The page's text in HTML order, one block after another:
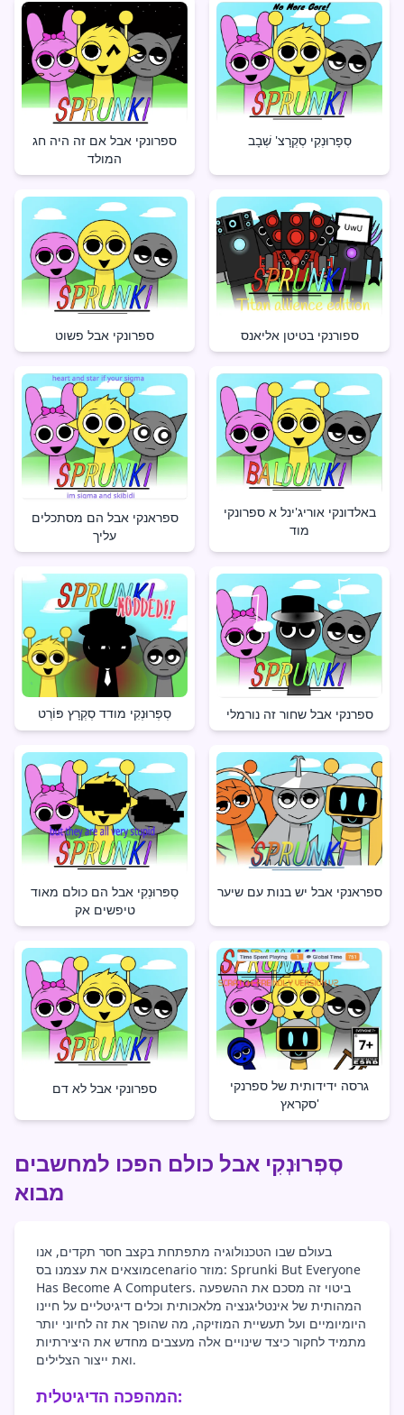
ספרונקי אבל אם זה היה חג
המולד
סְפָרוּנְקִי סְקְרָצ' שְׁבָב
ספרונקי אבל פשוט ספורנקי בטיטן אליאנס
ספראנקי אבל הם מסתכלים
עליך
באלדונקי אוריג'ינל א ספרונקי
מוד
סְפְרוּנְקִי מודד סְקְרָץ פּוֹרְט ספרנקי אבל שחור זה נורמלי
סְפּרוּנְקִי אבל הם כולם מאוד
טיפשים אק
ספראנקי אבל יש בנות עם שיער
ספרונקי אבל לא דם
גרסה ידידותית של ספרנקי
סקראץ'
סְפְרוּנְקִי אבל כולם הפכו למחשבים
מבוא
בעולם שבו הטכנולוגיה מתפתחת בקצב חסר תקדים, אנו
מוצאים את עצמנו בסcenario מוזר: Sprunki But Everyone
Has Become A Computers. ביטוי זה מסכם את ההשפעה
המהותית של אינטליגנציה מלאכותית וכלים דיגיטליים על חיינו
היומיומיים ועל תעשיית המוזיקה, מה שהופך את זה לחיוני יותר
מתמיד לחקור כיצד שינויים אלה מעצבים מחדש את היצירתיות
ואת ייצור הצלילים.
המהפכה הדיגיטלית: